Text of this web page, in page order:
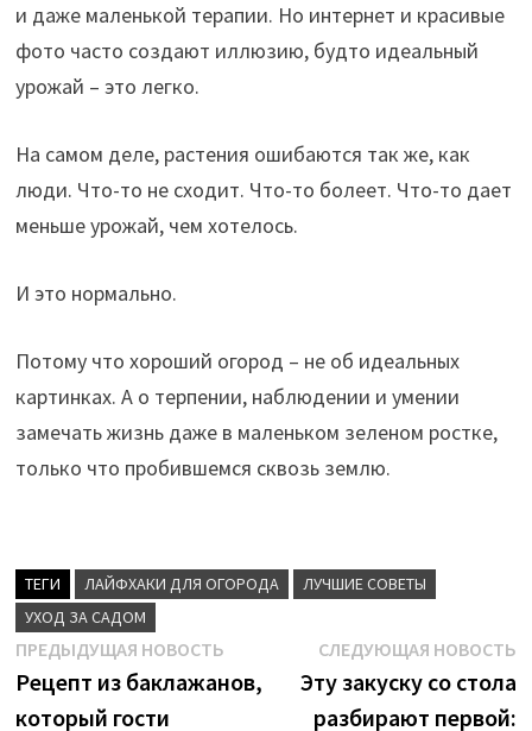
и даже маленькой терапии. Но интернет и красивые
фото часто создают иллюзию, будто идеальный
урожай – это легко.
На самом деле, растения ошибаются так же, как
люди. Что-то не сходит. Что-то болеет. Что-то дает
меньше урожай, чем хотелось.
И это нормально.
Потому что хороший огород – не об идеальных
картинках. А о терпении, наблюдении и умении
замечать жизнь даже в маленьком зеленом ростке,
только что пробившемся сквозь землю.
ТЕГИ ЛАЙФХАКИ ДЛЯ ОГОРОДА
ЛУЧШИЕ СОВЕТЫ
УХОД ЗА САДОМ
Навигация
по
ПРЕДЫДУЩАЯ НОВОСТЬПредыдущая
новость:
Рецепт из баклажанов,
который гости
СЛЕДУЮЩАЯ НОВОСТЬ
Эту закуску со стола
разбирают первой: